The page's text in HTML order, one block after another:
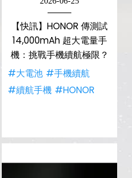
【快訊】HONOR 傳測試
14,000mAh 超大電量手
機：挑戰手機續航極限？
#大電池 #手機續航
#續航手機 #HONOR